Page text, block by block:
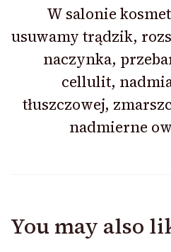
W salonie
usuwamy trądzik,
naczynka,
cellulit,
tłuszczowej,
nadmierne
You may also